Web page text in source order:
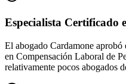
Especialista Certificado
El abogado Cardamone
en Compensación Laboral de
relativamente pocos abogados